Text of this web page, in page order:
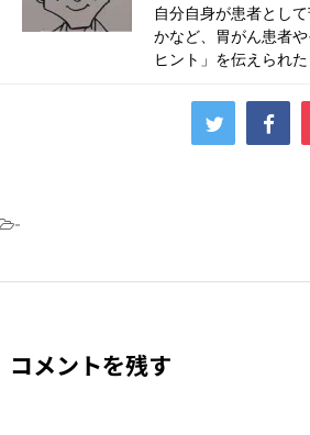
自分自身が患者とし
かなど、胃がん患者
ヒント」を伝えられ
-
コメントを残す